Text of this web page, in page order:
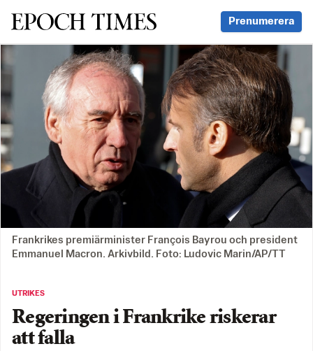
Svenska Epoch Times Prenumerera
Frankrikes premiärminister François Bayrou och president
Emmanuel Macron. Arkivbild. Foto: Ludovic Marin/AP/TT
UTRIKES
Regeringen i Frankrike riskerar
att falla